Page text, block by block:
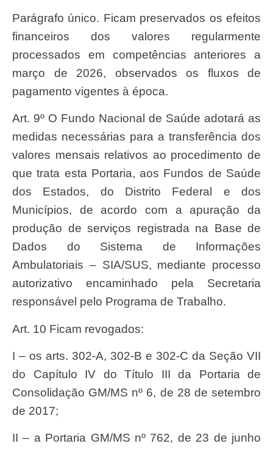
Parágrafo único. Ficam preservados os efeitos
financeiros dos valores regularmente
processados em competências anteriores a
março de 2026, observados os fluxos de
pagamento vigentes à época.
Art. 9º O Fundo Nacional de Saúde adotará as
medidas necessárias para a transferência dos
valores mensais relativos ao procedimento de
que trata esta Portaria, aos Fundos de Saúde
dos Estados, do Distrito Federal e dos
Municípios, de acordo com a apuração da
produção de serviços registrada na Base de
Dados do Sistema de Informações
Ambulatoriais – SIA/SUS, mediante processo
autorizativo encaminhado pela Secretaria
responsável pelo Programa de Trabalho.
Art. 10 Ficam revogados:
I – os arts. 302-A, 302-B e 302-C da Seção VII
do Capítulo IV do Título III da Portaria de
Consolidação GM/MS nº 6, de 28 de setembro
de 2017;
II – a Portaria GM/MS nº 762, de 23 de junho